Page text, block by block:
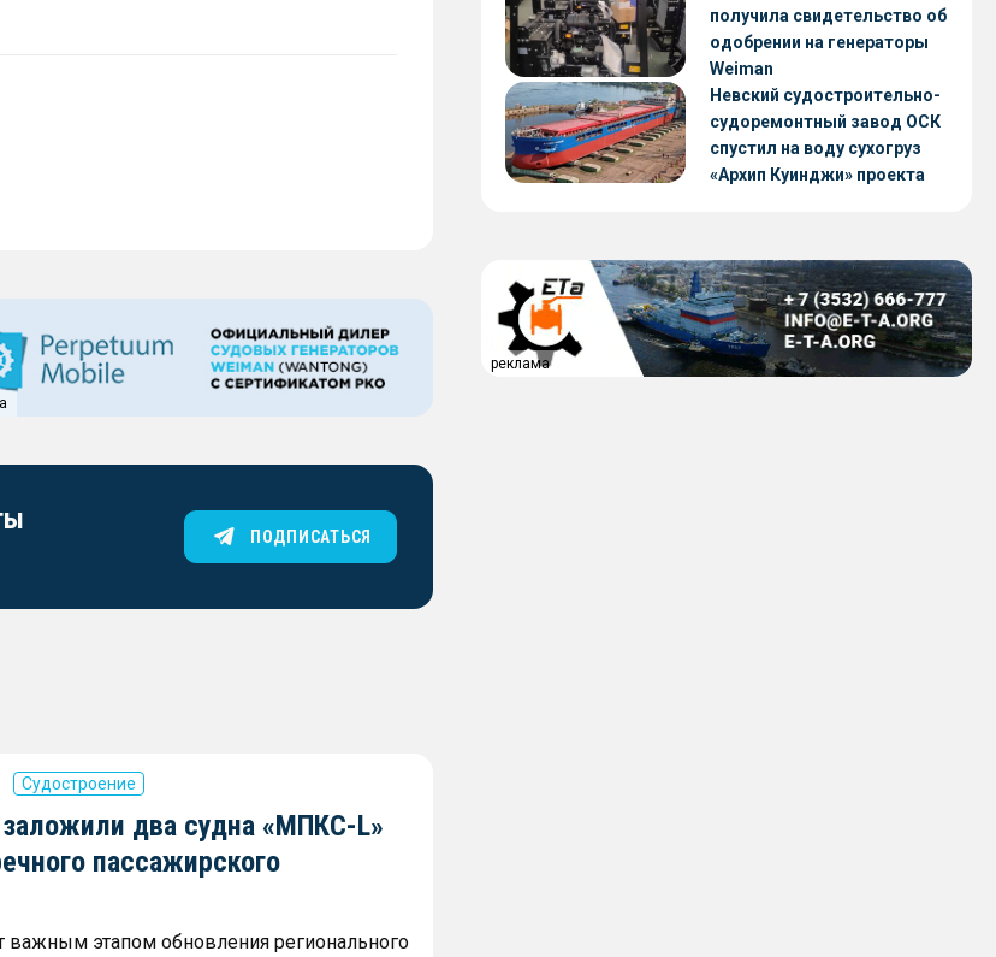
ПОДПИСАТЬСЯ
Судостроение
два судна «МПКС-L»
пассажирского
важным этапом обновления регионального
получила свидетельство об
одобрении на генераторы
Weiman
Невский судостроительно-
судоремонтный завод ОСК
спустил на воду сухогруз
«Архип Куинджи» проекта
реклама